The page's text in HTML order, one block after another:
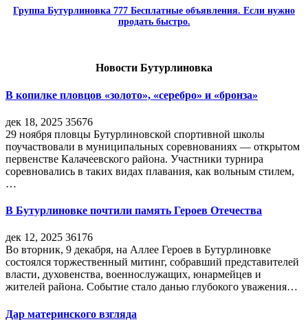
Группа Бутурлиновка 777 Бесплатные объявления. Если нужно
продать быстро.
Новости Бутурлиновка
В копилке пловцов «золото», «серебро» и «бронза»
дек 18, 2025 35676
29 ноября пловцы Бутурлиновской спортивной школы
поучаствовали в муниципальных соревнованиях — открытом
первенстве Калачеевского района. Участники турнира
соревновались в таких видах плавания, как вольным стилем,
…
В Бутурлиновке почтили память Героев Отечества
дек 12, 2025 36176
Во вторник, 9 декабря, на Аллее Героев в Бутурлиновке
состоялся торжественный митинг, собравший представителей
власти, духовенства, военнослужащих, юнармейцев и
жителей района. Событие стало данью глубокого уважения…
Дар материнского взгляда